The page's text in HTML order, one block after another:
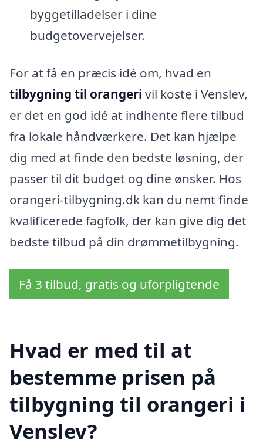
byggetilladelser i dine
budgetovervejelser.
For at få en præcis idé om, hvad en
tilbygning til orangeri vil koste i Venslev,
er det en god idé at indhente flere tilbud
fra lokale håndværkere. Det kan hjælpe
dig med at finde den bedste løsning, der
passer til dit budget og dine ønsker. Hos
orangeri-tilbygning.dk kan du nemt finde
kvalificerede fagfolk, der kan give dig det
bedste tilbud på din drømmetilbygning.
Få 3 tilbud, gratis og uforpligtende
Hvad er med til at
bestemme prisen på
tilbygning til orangeri i
Venslev?